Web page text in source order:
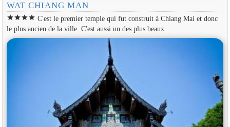
WAT CHIANG MAN
starstarstarstar C'est le premier temple qui fut construit à Chiang Mai et donc
le plus ancien de la ville. C'est aussi un des plus beaux.